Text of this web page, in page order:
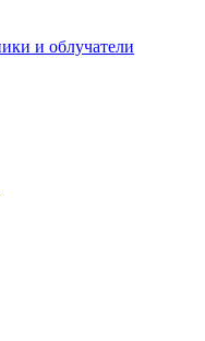
и облучатели